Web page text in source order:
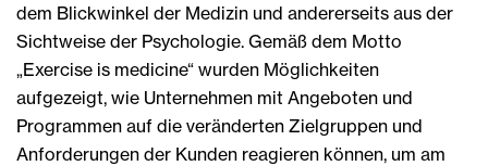
dem Blickwinkel der Medizin und andererseits aus der
Sichtweise der Psychologie. Gemäß dem Motto
„Exercise is medicine“ wurden Möglichkeiten
aufgezeigt, wie Unternehmen mit Angeboten und
Programmen auf die veränderten Zielgruppen und
Anforderungen der Kunden reagieren können, um am